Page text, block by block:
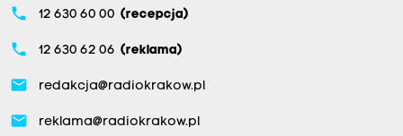
phone 12 630 60 00 (recepcja)
phone 12 630 62 06 (reklama)
email redakcja@radiokrakow.pl
email reklama@radiokrakow.pl